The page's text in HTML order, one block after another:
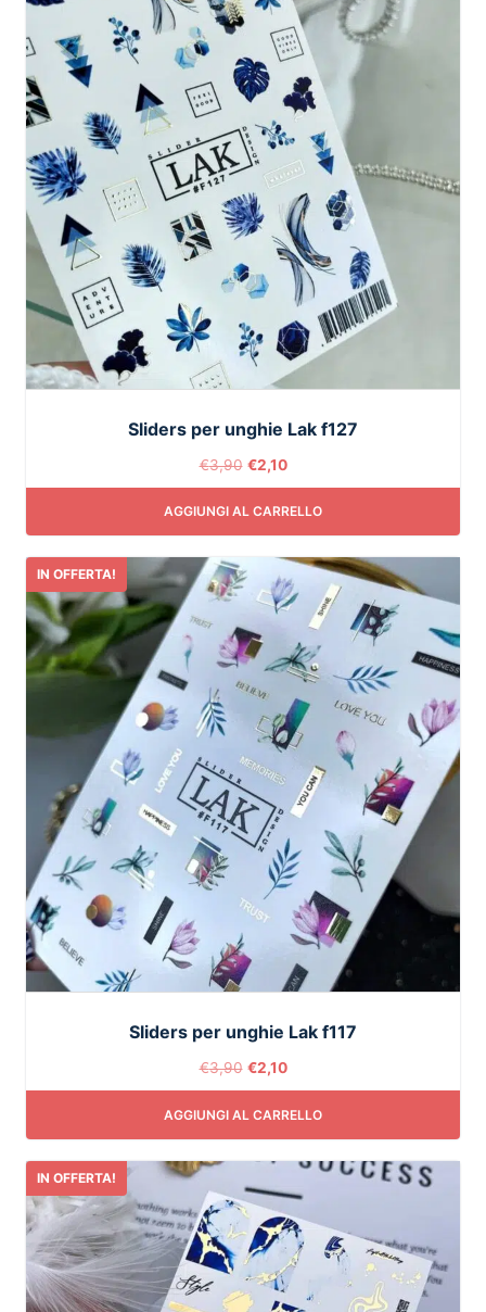
Sliders per unghie Lak f127
€3,90 €2,10
AGGIUNGI AL CARRELLO
IN OFFERTA!
Sliders per unghie Lak f117
€3,90 €2,10
AGGIUNGI AL CARRELLO
IN OFFERTA!